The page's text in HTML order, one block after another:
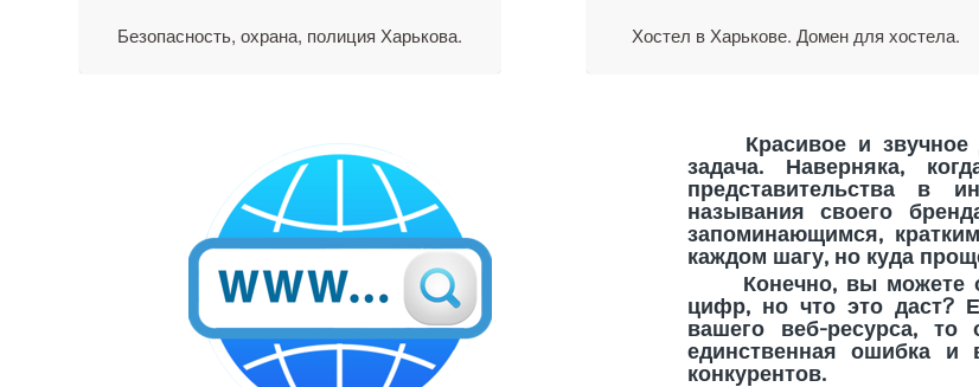
Безопасность, охрана, полиция Харькова. Хостел в Харькове. Домен для хостела.
Красивое и звучное
задача. Наверняка,
представительства в
называния своего
запоминающимся,
каждом шагу, но куда
Конечно, вы можете
цифр, но что это даст?
вашего веб-ресурса,
единственная ошибка и
конкурентов.